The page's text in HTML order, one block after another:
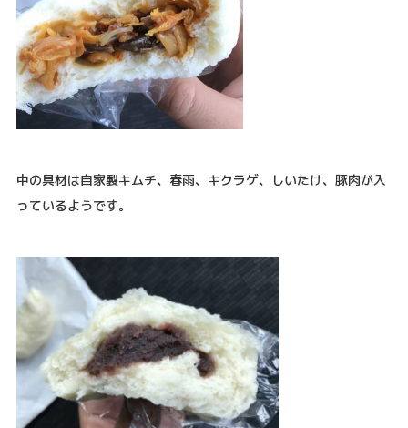
中の具材は自家製キムチ、春雨、キクラゲ、しいたけ、豚肉が入
っているようです。